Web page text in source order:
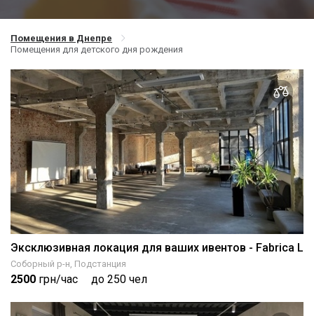
Помещения в Днепре
Помещения для детского дня рождения
Эксклюзивная локация для ваших ивентов - Fabrica L
Соборный р-н, Подстанция
2500 грн/час до 250 чел